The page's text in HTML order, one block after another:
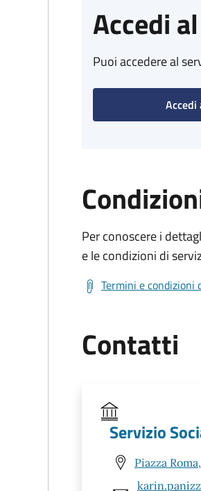
Accedi
Puoi accedere al
Accedi
Per conoscere i
e le condizioni di
Termini e condizioni
Contatti
Servizio
Piazza